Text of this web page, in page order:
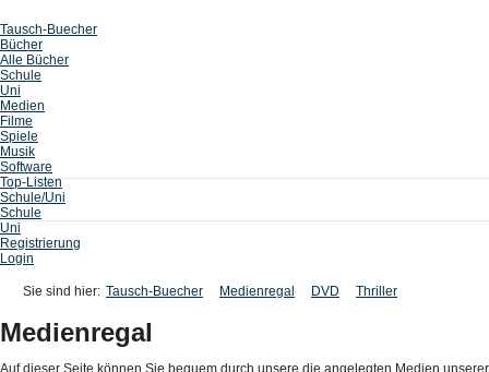
Tausch-Buecher
Bücher
Alle Bücher
Schule
Uni
Medien
Filme
Spiele
Musik
Software
Top-Listen
Schule/Uni
Schule
Uni
Registrierung
Login
Sie sind hier: Tausch-Buecher Medienregal DVD Thriller
Medienregal
Auf dieser Seite können Sie bequem durch unsere die angelegten Medien